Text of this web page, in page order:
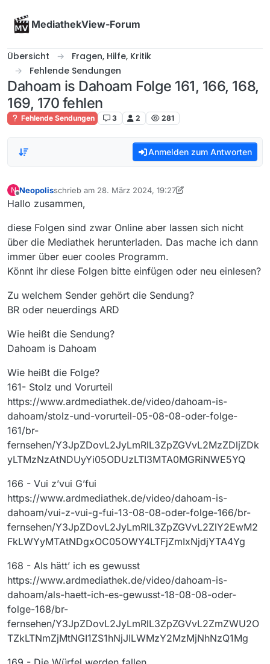
MediathekView-Forum
Übersicht
Fragen, Hilfe, Kritik
Fehlende Sendungen
Dahoam is Dahoam Folge 161, 166, 168,
169, 170 fehlen
Fehlende Sendungen 3 2 281
Anmelden zum Antworten
N
Offline
Neopolisschrieb am 28. März 2024, 19:27
zuletzt editiert von Neopolis
Hallo zusammen,
diese Folgen sind zwar Online aber lassen sich nicht
über die Mediathek herunterladen. Das mache ich dann
immer über euer cooles Programm.
Könnt ihr diese Folgen bitte einfügen oder neu einlesen?
Zu welchem Sender gehört die Sendung?
BR oder neuerdings ARD
Wie heißt die Sendung?
Dahoam is Dahoam
Wie heißt die Folge?
161- Stolz und Vorurteil
https://www.ardmediathek.de/video/dahoam-is-
dahoam/stolz-und-vorurteil-05-08-08-oder-folge-
161/br-
fernsehen/Y3JpZDovL2JyLmRlL3ZpZGVvL2MzZDljZDk
yLTMzNzAtNDUyYi05ODUzLTI3MTA0MGRiNWE5YQ
166 - Vui z’vui G’fui
https://www.ardmediathek.de/video/dahoam-is-
dahoam/vui-z-vui-g-fui-13-08-08-oder-folge-166/br-
fernsehen/Y3JpZDovL2JyLmRlL3ZpZGVvL2ZlY2EwM2
FkLWYyMTAtNDgxOC05OWY4LTFjZmIxNjdjYTA4Yg
168 - Als hätt’ ich es gewusst
https://www.ardmediathek.de/video/dahoam-is-
dahoam/als-haett-ich-es-gewusst-18-08-08-oder-
folge-168/br-
fernsehen/Y3JpZDovL2JyLmRlL3ZpZGVvL2ZmZWU2O
TZkLTNmZjMtNGI1ZS1hNjJlLWMzY2MzMjNhNzQ1Mg